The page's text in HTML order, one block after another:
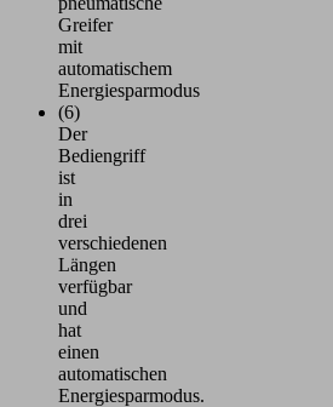
Greifer
mit
automatischem
Energiesparmodus
(6)
Der
Bediengriff
ist
in
drei
verschiedenen
Längen
verfügbar
und
hat
einen
automatischen
Energiesparmodus.